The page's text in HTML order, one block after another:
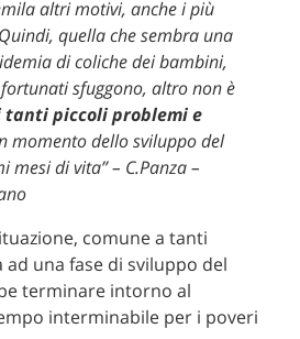
altri motivi, anche i più
quella che sembra una
di coliche dei bambini,
sfuggono, altro non è
tanti piccoli problemi e
momento dello sviluppo del
di vita” – C.Panza –
comune a tanti
una fase di sviluppo del
terminare intorno al
interminabile per i poveri